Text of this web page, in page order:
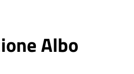
Albo